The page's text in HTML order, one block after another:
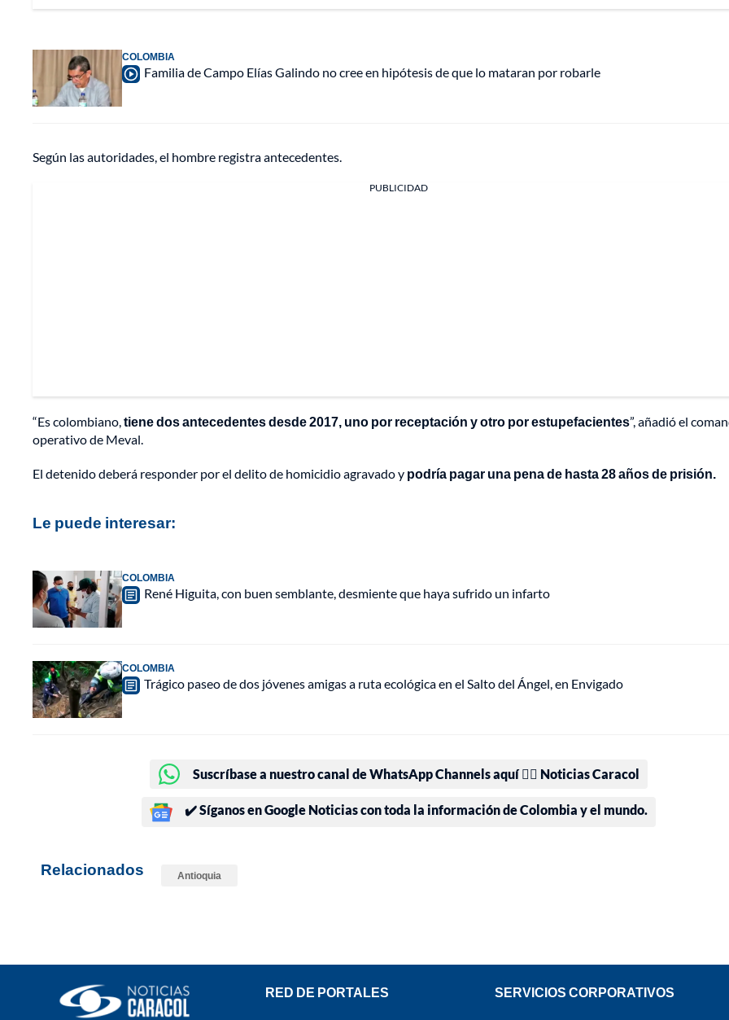
COLOMBIA
Familia de Campo Elías Galindo no cree en hipótesis de que lo mataran por robarle
Según las autoridades, el hombre registra antecedentes.
PUBLICIDAD
“Es colombiano,tiene dos antecedentes desde 2017, uno por receptación y otro por estupefacientes”, añadió el
operativo de Meval.
El detenido deberá responder por el delito de homicidio agravado y podría pagar una pena de hasta 28 años de prisión.
Le puede interesar:
COLOMBIA
René Higuita, con buen semblante, desmiente que haya sufrido un infarto
COLOMBIA
Trágico paseo de dos jóvenes amigas a ruta ecológica en el Salto del Ángel, en Envigado
Suscríbase a nuestro canal de WhatsApp Channels aquí 👉🏻 Noticias Caracol
✔️ Síganos en Google Noticias con toda la información de Colombia y el mundo.
Relacionados Antioquia
RED DE PORTALES SERVICIOS CORPORATIVOS